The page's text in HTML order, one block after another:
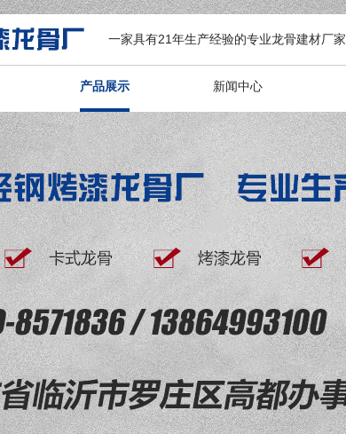
一家具有21年生产经验的专业龙骨建材厂家
产品展示 新闻中心